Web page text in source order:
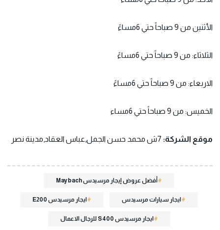
الأثنين من 9 صباحاً حتي 6مساءً
الثلاثاء: من 9 صباحاً حتي 6مساءً
الاربعاء: من 9 صباحاً حتي 6مساءً
الخميس: من 9 صباحاً حتي 6مساء
موقع الشركة: 7ش محمد حسن الجمل,عباس العقاد,مدينة نصر
أفضل عروض إيجار مرسيدس Maybach
ايجار سيارات مرسيدس ايجار مرسيدس E200
ايجار مرسيدس S400 للرجال الاعمال